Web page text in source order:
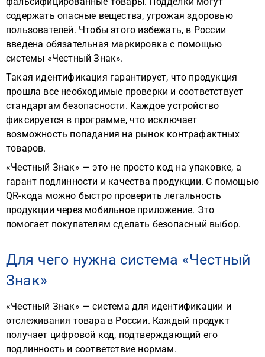
содержать опасные вещества, угрожая здоровью
пользователей. Чтобы этого избежать, в России
введена обязательная маркировка с помощью
системы «Честный Знак».
Такая идентификация гарантирует, что продукция
прошла все необходимые проверки и соответствует
стандартам безопасности. Каждое устройство
фиксируется в программе, что исключает
возможность попадания на рынок контрафактных
товаров.
«Честный Знак» — это не просто код на упаковке, а
гарант подлинности и качества продукции. С помощью
QR-кода можно быстро проверить легальность
продукции через мобильное приложение. Это
помогает покупателям сделать безопасный выбор.
Для чего нужна система «Честный
Знак»
«Честный Знак» — система для идентификации и
отслеживания товара в России. Каждый продукт
получает цифровой код, подтверждающий его
подлинность и соответствие нормам.